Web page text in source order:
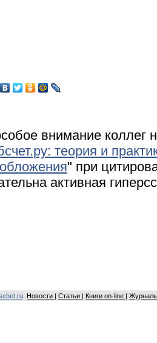
внимание коллег
теория и
" при
активная
: Новости Статьи Книги on-line